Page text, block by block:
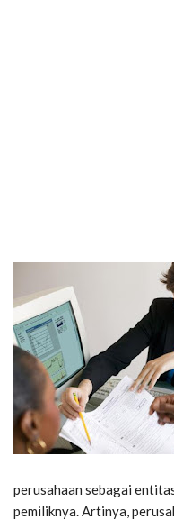
perusahaan sebagai
pemiliknya. Artinya,